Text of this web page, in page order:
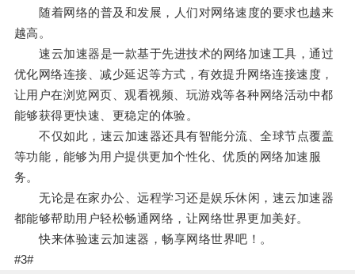
随着网络的普及和发展，人们对网络速度的要求也越来
越高。
速云加速器是一款基于先进技术的网络加速工具，通过
优化网络连接、减少延迟等方式，有效提升网络连接速度，
让用户在浏览网页、观看视频、玩游戏等各种网络活动中都
能够获得更快速、更稳定的体验。
不仅如此，速云加速器还具有智能分流、全球节点覆盖
等功能，能够为用户提供更加个性化、优质的网络加速服
务。
无论是在家办公、远程学习还是娱乐休闲，速云加速器
都能够帮助用户轻松畅通网络，让网络世界更加美好。
快来体验速云加速器，畅享网络世界吧！。
#3#